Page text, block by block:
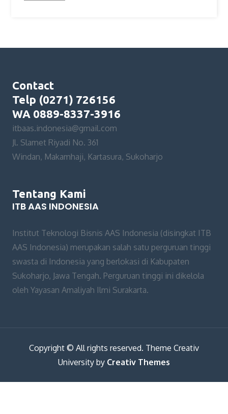
Contact
Telp (0271) 726156
WA 0889-8337-3916
itbaas.indonesia@gmail.com
Jl. Slamet Riyadi No. 361
Windan, Makamhaji, Kartasura, Sukoharjo
Tentang Kami
ITB AAS INDONESIA
Institut Teknologi Bisnis AAS Indonesia (disingkat ITB
AAS Indonesia) merupakan salah satu perguruan tinggi
swasta di Indonesia yang berlokasi di Kabupaten
Sukoharjo, Jawa Tengah. Perguruan tinggi ini dikelola
oleh Yayasan Amaliyah Ilmi Surakarta.
Copyright © All rights reserved. Theme Creativ
University by Creativ Themes